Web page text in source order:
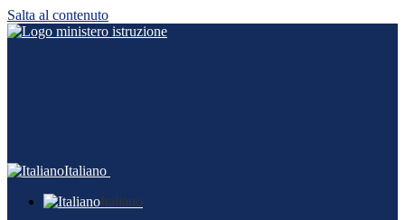
Salta al contenuto
Italiano
Italiano